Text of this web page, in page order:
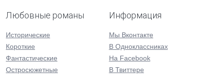
Любовные романы
Исторические
Короткие
Фантастические
Остросюжетные
Информация
Мы Вконтакте
В Одноклассниках
На Facebook
В Твиттере